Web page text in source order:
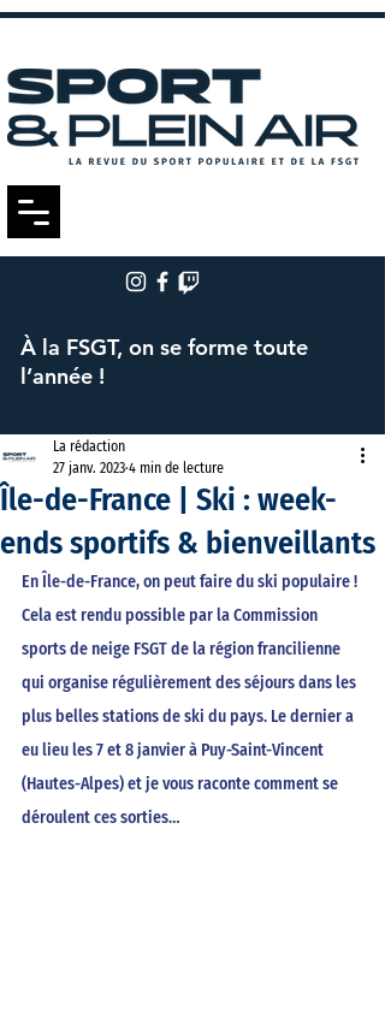
À la FSGT, on se forme toute
l’année !
Île-de-France | Ski : week-
ends sportifs & bienveillants
La rédaction
27 janv. 2023 4 min de lecture
En Île-de-France, on peut faire du ski populaire !
Cela est rendu possible par la Commission
sports de neige FSGT de la région francilienne
qui organise régulièrement des séjours dans les
plus belles stations de ski du pays. Le dernier a
eu lieu les 7 et 8 janvier à Puy-Saint-Vincent
(Hautes-Alpes) et je vous raconte comment se
déroulent ces sorties…